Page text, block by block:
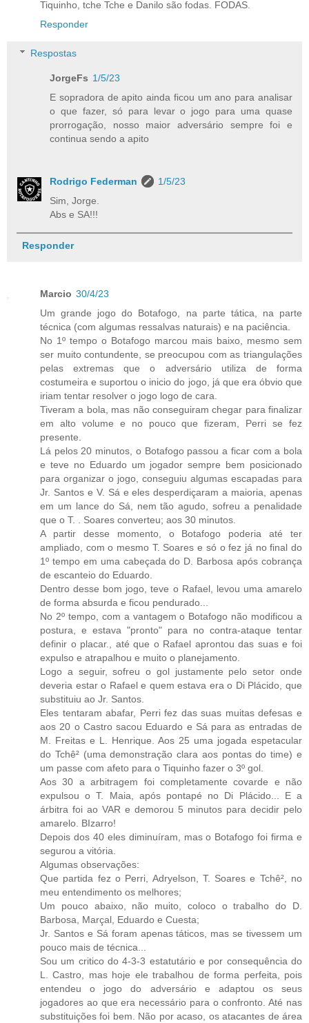
Tiquinho, tche Tche e Danilo são fodas. FODAS.
Responder
Respostas
JorgeFs 1/5/23
E sopradora de apito ainda ficou um ano para analisar
o que fazer, só para levar o jogo para uma quase
prorrogação, nosso maior adversário sempre foi e
continua sendo a apito
Rodrigo Federman
1/5/23
Sim, Jorge.
Abs e SA!!!
Responder
Marcio 30/4/23
Um grande jogo do Botafogo, na parte tática, na parte
técnica (com algumas ressalvas naturais) e na paciência.
No 1º tempo o Botafogo marcou mais baixo, mesmo sem
ser muito contundente, se preocupou com as triangulações
pelas extremas que o adversário utiliza de forma
costumeira e suportou o inicio do jogo, já que era óbvio que
iriam tentar resolver o jogo logo de cara.
Tiveram a bola, mas não conseguiram chegar para finalizar
em alto volume e no pouco que fizeram, Perri se fez
presente.
Lá pelos 20 minutos, o Botafogo passou a ficar com a bola
e teve no Eduardo um jogador sempre bem posicionado
para organizar o jogo, conseguiu algumas escapadas para
Jr. Santos e V. Sá e eles desperdiçaram a maioria, apenas
em um lance do Sá, nem tão agudo, sofreu a penalidade
que o T. . Soares converteu; aos 30 minutos.
A partir desse momento, o Botafogo poderia até ter
ampliado, com o mesmo T. Soares e só o fez já no final do
1º tempo em uma cabeçada do D. Barbosa após cobrança
de escanteio do Eduardo.
Dentro desse bom jogo, teve o Rafael, levou uma amarelo
de forma absurda e ficou pendurado...
No 2º tempo, com a vantagem o Botafogo não modificou a
postura, e estava "pronto" para no contra-ataque tentar
definir o placar., até que o Rafael aprontou das suas e foi
expulso e atrapalhou e muito o planejamento.
Logo a seguir, sofreu o gol justamente pelo setor onde
deveria estar o Rafael e quem estava era o Di Plácido, que
substituiu ao Jr. Santos.
Eles tentaram abafar, Perri fez das suas muitas defesas e
aos 20 o Castro sacou Eduardo e Sá para as entradas de
M. Freitas e L. Henrique. Aos 25 uma jogada espetacular
do Tchê² (uma demonstração clara aos pontas do time) e
um passe com afeto para o Tiquinho fazer o 3º gol.
Aos 30 a arbitragem foi completamente covarde e não
expulsou o T. Maia, após pontapé no Di Plácido... E a
árbitra foi ao VAR e demorou 5 minutos para decidir pelo
amarelo. BIzarro!
Depois dos 40 eles diminuíram, mas o Botafogo foi firma e
segurou a vitória.
Algumas observações:
Que partida fez o Perri, Adryelson, T. Soares e Tchê², no
meu entendimento os melhores;
Um pouco abaixo, não muito, coloco o trabalho do D.
Barbosa, Marçal, Eduardo e Cuesta;
Jr. Santos e Sá foram apenas táticos, mas se tivessem um
pouco mais de técnica...
Sou um critico do 4-3-3 estatutário e por consequência do
L. Castro, mas hoje ele trabalhou de forma perfeita, pois
entendeu o jogo do adversário e adaptou os seus
jogadores ao que era necessário para o confronto. Até nas
substituições foi bem. Não por acaso, os atacantes de área